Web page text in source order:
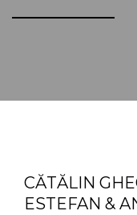
CĂTĂLIN
ESTEFAN &